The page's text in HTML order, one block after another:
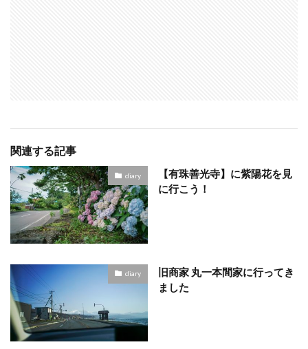
関連する記事
diary
【有珠善光寺】に紫陽花を見
に行こう！
diary
旧商家 丸一本間家に行ってき
ました